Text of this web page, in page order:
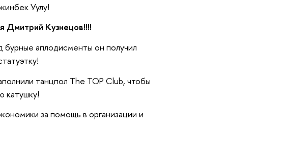
Уулу!
Дмитрий Кузнецов!!!!
аплодисменты он получил
танцпол The TOP Club, чтобы
катушку!
за помощь в организации и